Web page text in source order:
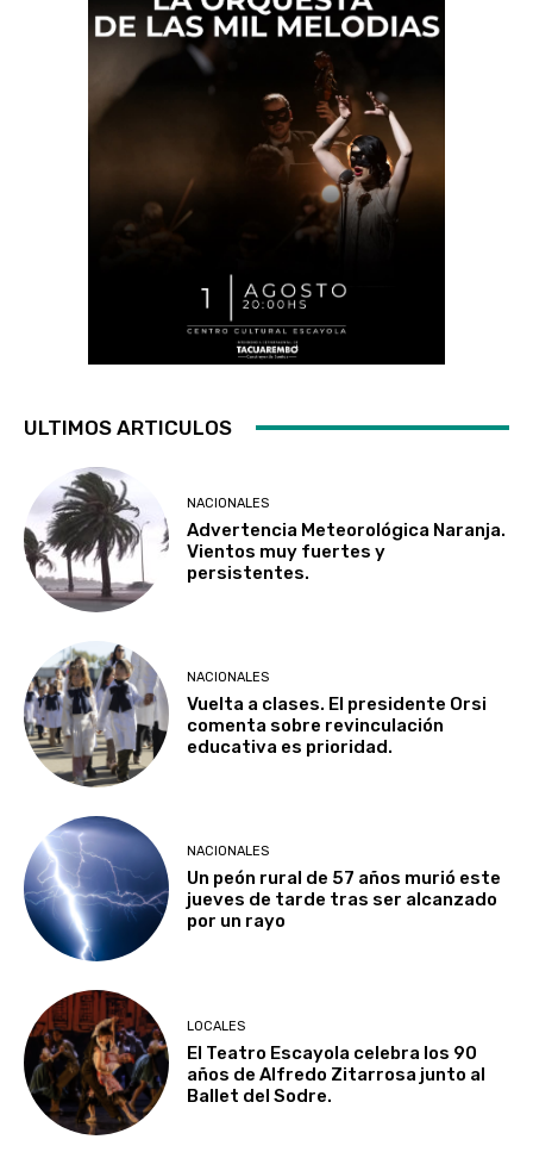
ULTIMOS ARTICULOS
NACIONALES
Advertencia Meteorológica Naranja.
Vientos muy fuertes y
persistentes.
NACIONALES
Vuelta a clases. El presidente Orsi
comenta sobre revinculación
educativa es prioridad.
NACIONALES
Un peón rural de 57 años murió este
jueves de tarde tras ser alcanzado
por un rayo
LOCALES
El Teatro Escayola celebra los 90
años de Alfredo Zitarrosa junto al
Ballet del Sodre.